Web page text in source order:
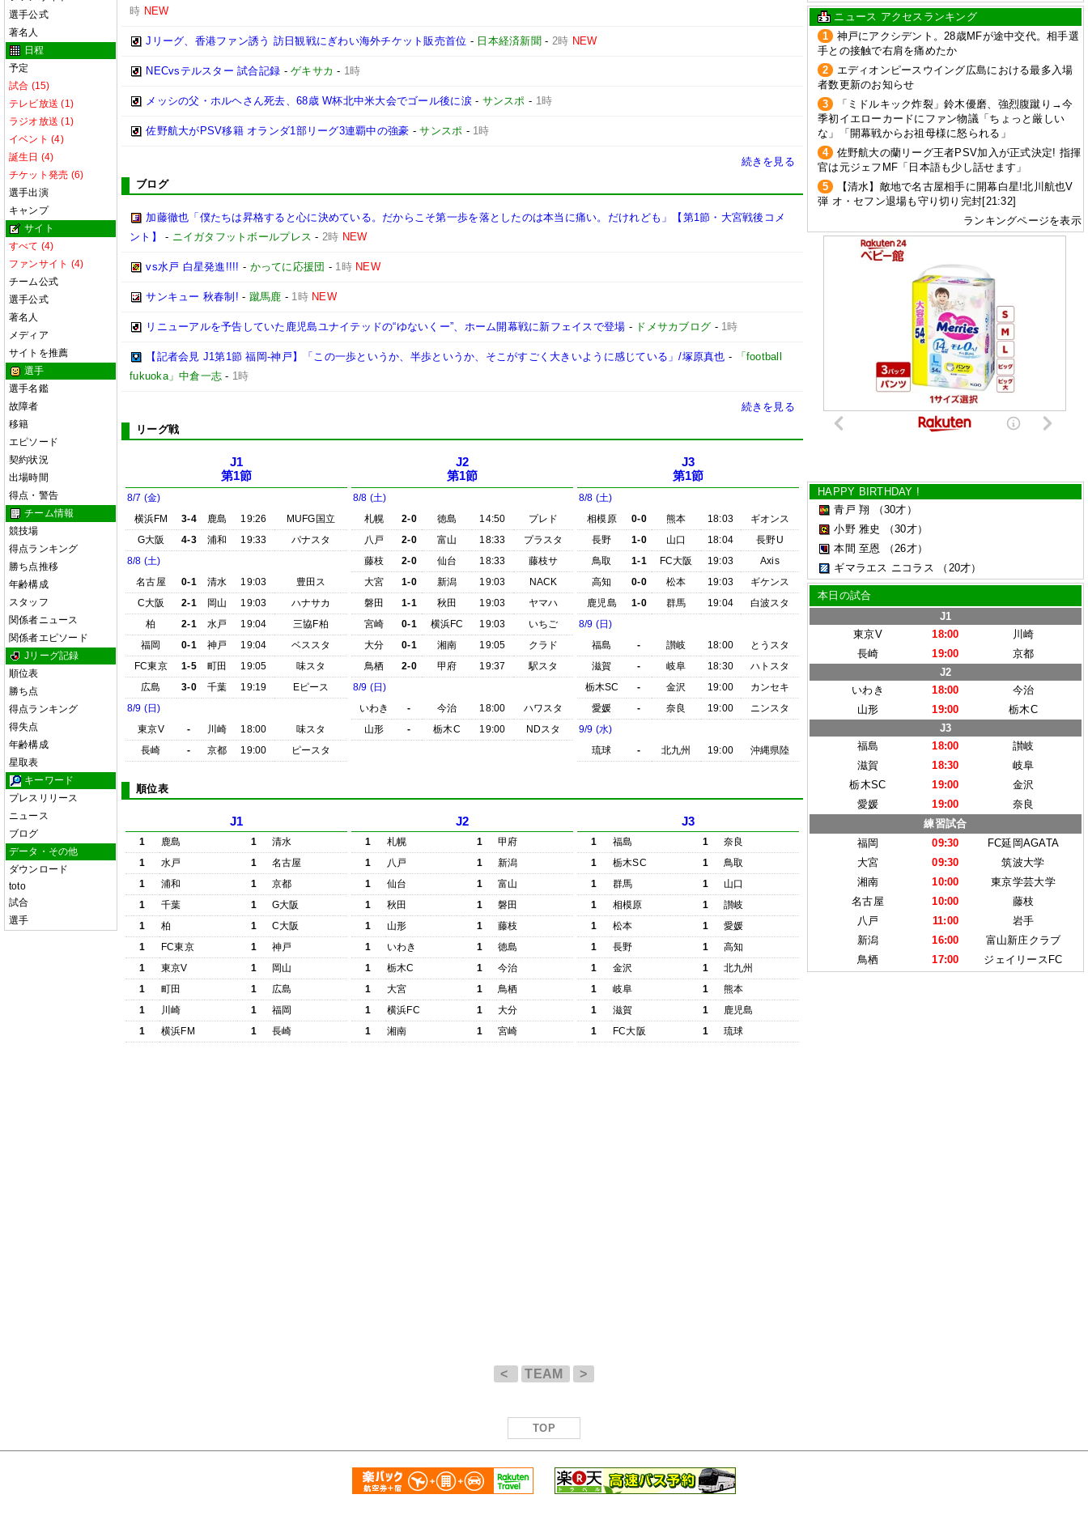
選手公式
著名人
日程
予定
試合 (15)
テレビ放送 (1)
ラジオ放送 (1)
イベント (4)
誕生日 (4)
チケット発売 (6)
選手出演
キャンプ
サイト
すべて (4)
ファンサイト (4)
チーム公式
選手公式
著名人
メディア
サイトを推薦
選手
選手名鑑
故障者
移籍
エピソード
契約状況
出場時間
得点・警告
チーム情報
競技場
得点ランキング
勝ち点推移
年齢構成
スタッフ
関係者ニュース
関係者エピソード
Jリーグ記録
順位表
勝ち点
得点ランキング
得失点
年齢構成
星取表
キーワード
プレスリリース
ニュース
ブログ
データ・その他
ダウンロード
toto
試合
選手
時 NEW
Jリーグ、香港ファン誘う 訪日観戦にぎわい海外チケット販売首位 - 日本経済新聞 - 2時 NEW
NECvsテルスター 試合記録 -ゲキサカ - 1時
メッシの父・ホルヘさん死去、68歳 W杯北中米大会でゴール後に涙 - サンスポ - 1時
佐野航大がPSV移籍 オランダ1部リーグ3連覇中の強豪 -サンスポ - 1時
続きを見る
ブログ
加藤徹也「僕たちは昇格すると心に決めている。だからこそ第一歩を落としたのは本当に痛い。だけれども」【第1節・大宮戦後コメ
ント】
- ニイガタフットボールプレス - 2時 NEW
vs水戸 白星発進!!!! - かってに応援団 - 1時 NEW
サンキュー 秋春制! - 蹴馬鹿 - 1時 NEW
リニューアルを予告していた鹿児島ユナイテッドの“ゆないくー”、ホーム開幕戦に新フェイスで登場 - ドメサカブログ - 1時
【記者会見 J1第1節 福岡-神戸】「この一歩というか、半歩というか、そこがすごく大きいように感じている」/塚原真也 -
「football
fukuoka」中倉一志 - 1時
続きを見る
リーグ戦
J1
第1節
8/7 (金)
横浜FM
3-4 鹿島 19:26
MUFG国立
G大阪
4-3 浦和 19:33
パナスタ
8/8 (土)
名古屋
0-1 清水 19:03
豊田ス
C大阪
2-1 岡山 19:03
ハナサカ
柏
2-1 水戸 19:04
三協F柏
福岡
0-1 神戸 19:04
ベススタ
FC東京
1-5 町田 19:05
味スタ
広島
3-0 千葉 19:19
Eピース
8/9 (日)
東京V
- 川崎 18:00
味スタ
長崎
- 京都 19:00 ピースタ
J2
第1節
8/8 (土)
札幌
2-0 徳島 14:50
プレド
八戸
2-0 富山 18:33
プラスタ
藤枝
2-0 仙台 18:33
藤枝サ
大宮
1-0 新潟 19:03
NACK
磐田
1-1 秋田 19:03
ヤマハ
宮崎
0-1 横浜FC 19:03
いちご
大分
0-1 湘南 19:05
クラド
鳥栖
2-0 甲府 19:37
駅スタ
8/9 (日)
いわき
- 今治 18:00
ハワスタ
山形
- 栃木C 19:00 NDスタ
J3
第1節
8/8 (土)
相模原
0-0 熊本 18:03
ギオンス
長野
1-0 山口 18:04
長野U
鳥取
1-1 FC大阪 19:03
Axis
高知
0-0 松本 19:03
ギケンス
鹿児島
1-0 群馬 19:04
白波スタ
8/9 (日)
福島
- 讃岐 18:00
とうスタ
滋賀
- 岐阜 18:30
ハトスタ
栃木SC
- 金沢 19:00
カンセキ
愛媛
- 奈良 19:00
ニンスタ
9/9 (水)
琉球
- 北九州 19:00 沖縄県陸
順位表
J1
1 鹿島 1
清水
1
水戸 1
名古屋
1
浦和 1
京都
1
千葉 1
G大阪
1
柏 1
C大阪
1
FC東京 1
神戸
1
東京V 1
岡山
1
町田 1
広島
1
川崎 1
福岡
1
横浜FM 1 長崎
J2
1 札幌 1
甲府
1
八戸 1
新潟
1
仙台 1
富山
1
秋田 1
磐田
1
山形 1
藤枝
1
いわき 1
徳島
1
栃木C 1
今治
1
大宮 1
鳥栖
1
横浜FC 1
大分
1
湘南 1 宮崎
J3
1 福島 1
奈良
1
栃木SC 1
鳥取
1
群馬 1
山口
1
相模原 1
讃岐
1
松本 1
愛媛
1
長野 1
高知
1
金沢 1
北九州
1
岐阜 1
熊本
1
滋賀 1
鹿児島
1
FC大阪 1 琉球
ニュース アクセスランキング
1
神戸にアクシデント。28歳MFが途中交代。相手選
手との接触で右肩を痛めたか
2
エディオンピースウイング広島における最多入場
者数更新のお知らせ
3
「ミドルキック炸裂」鈴木優磨、強烈腹蹴り→今
季初イエローカードにファン物議「ちょっと厳しい
な」「開幕戦からお祖母様に怒られる」
4
佐野航大の蘭リーグ王者PSV加入が正式決定! 指揮
官は元ジェフMF「日本語も少し話せます」
5
【清水】敵地で名古屋相手に開幕白星!北川航也V
弾 オ・セフン退場も守り切り完封[21:32]
ランキングページを表示
HAPPY BIRTHDAY !
青戸 翔
（30才）
小野 雅史
（30才）
本間 至恩
（26才）
ギマラエス ニコラス
（20才）
本日の試合
J1
東京V
18:00
川崎
長崎
19:00
京都
J2
いわき
18:00
今治
山形
19:00
栃木C
J3
福島
18:00
讃岐
滋賀
18:30
岐阜
栃木SC
19:00
金沢
愛媛
19:00
奈良
練習試合
福岡
09:30
FC延岡AGATA
大宮
09:30
筑波大学
湘南
10:00
東京学芸大学
名古屋
10:00
藤枝
八戸
11:00
岩手
新潟
16:00
富山新庄クラブ
鳥栖
17:00 ジェイリースFC
< TEAM >
TOP